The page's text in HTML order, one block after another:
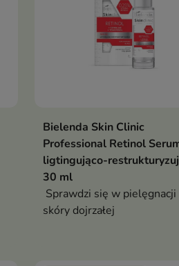
Bielenda Skin Clinic
Professional Retinol
ligtingująco-
30 ml
Sprawdzi się w pielęgnacji
skóry dojrzałej